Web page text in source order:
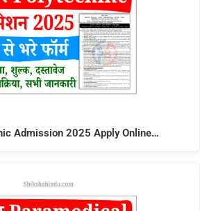
Admission 2025 Apply Online…